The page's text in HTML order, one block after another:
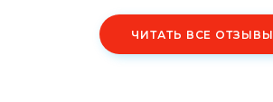
ЧИТАТЬ ВСЕ ОТЗЫВЫ